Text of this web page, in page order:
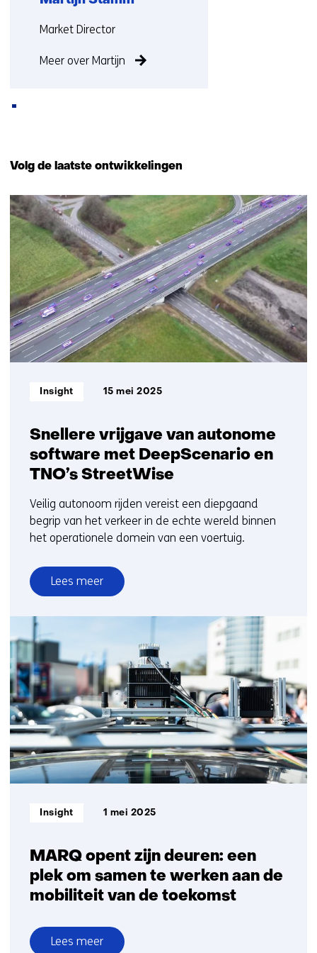
Functie:
Market Director
Meer over Martijn
naar
(Neem
contact
met
ons
op)
Volg de laatste ontwikkelingen
35
resultaten,
getoond
6
t/m
10
Snellere vrijgave van autonome
software met DeepScenario en
TNO’s StreetWise
Informatietype:
Insight 15 mei 2025
Veilig autonoom rijden vereist een diepgaand
begrip van het verkeer in de echte wereld binnen
het operationele domein van een voertuig.
Lees meer
over
Snellere
van
autonome
software
met
DeepScenario
en
TNO’s
StreetWise
MARQ opent zijn deuren: een
plek om samen te werken aan de
mobiliteit van de toekomst
Informatietype:
Insight 1 mei 2025
Lees meer